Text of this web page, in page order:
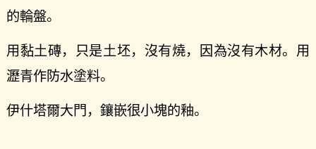
的輪盤。
用黏土磚，只是土坯，沒有燒，因為沒有木材。用
瀝青作防水塗料。
伊什塔爾大門，鑲嵌很小塊的釉。